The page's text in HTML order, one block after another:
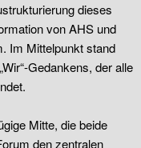
dieses
von AHS und
Im Mittelpunkt stand
Gedankens, der alle
Mitte, die beide
den zentralen